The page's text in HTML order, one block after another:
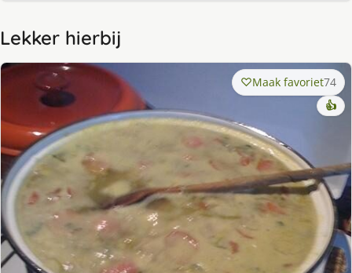
Lekker hierbij
Maak favoriet74
👍